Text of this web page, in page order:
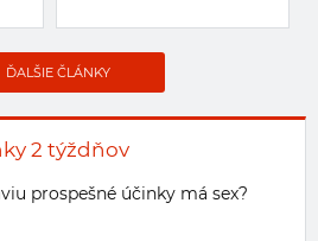
2 týždňov
prospešné účinky má sex?
ĎALŠIE ČLÁNKY